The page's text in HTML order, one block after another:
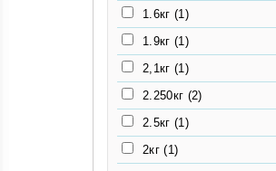
1.6кг (1)
1.9кг (1)
2,1кг (1)
2.250кг (2)
2.5кг (1)
2кг(1)